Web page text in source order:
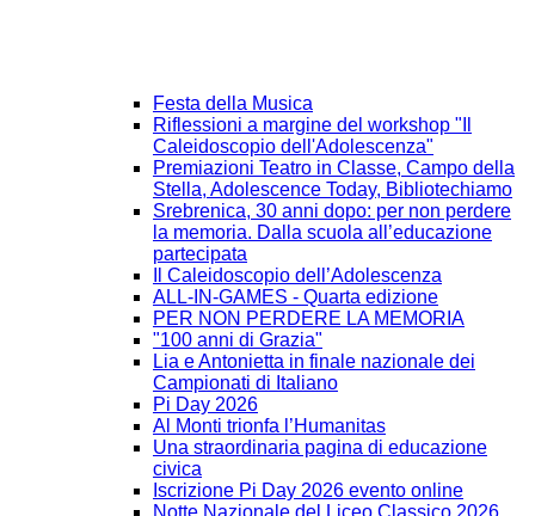
Festa della Musica
Riflessioni a margine del workshop "Il
Caleidoscopio dell'Adolescenza"
Premiazioni Teatro in Classe, Campo della
Stella, Adolescence Today, Bibliotechiamo
Srebrenica, 30 anni dopo: per non perdere
la memoria. Dalla scuola all’educazione
partecipata
Il Caleidoscopio dell’Adolescenza
ALL-IN-GAMES - Quarta edizione
PER NON PERDERE LA MEMORIA
"100 anni di Grazia"
Lia e Antonietta in finale nazionale dei
Campionati di Italiano
Pi Day 2026
Al Monti trionfa l’Humanitas
Una straordinaria pagina di educazione
civica
Iscrizione Pi Day 2026 evento online